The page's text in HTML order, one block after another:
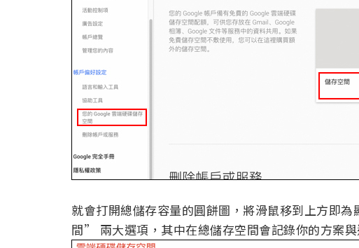
就會打開總儲存容量的圓餅圖，將滑鼠移到上方即
間” 兩大選項，其中在總儲存空間會記錄你的方案與